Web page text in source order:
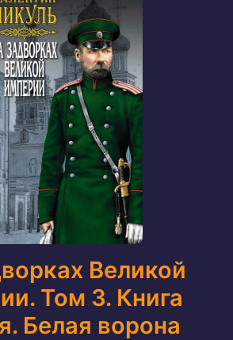
Великой
Том 3. Книга
Белая ворона